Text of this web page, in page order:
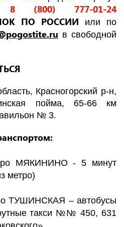
8 (800) 777-01-24
ПО РОССИИ
или по
в свободной
Красногорский р-н,
пойма, 65-66 км
№ 3.
МЯКИНИНО - 5 минут
метро)
ТУШИНСКАЯ – автобусы
такси №№ 450, 631